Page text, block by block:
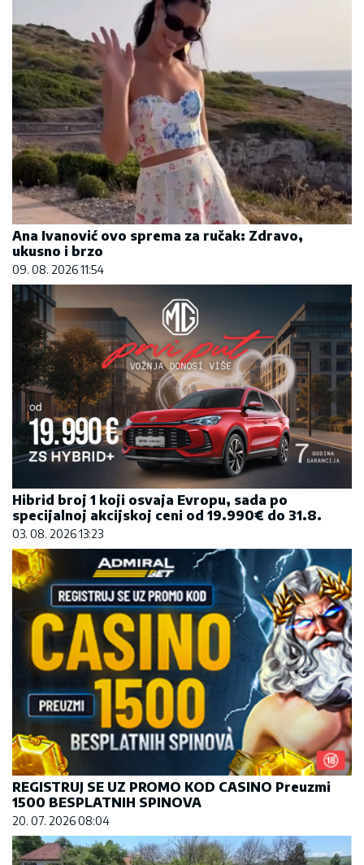
Ana Ivanović ovo sprema za ručak: Zdravo,
ukusno i brzo
09. 08. 2026 11:54
Hibrid broj 1 koji osvaja Evropu, sada po
specijalnoj akcijskoj ceni od 19.990€ do 31.8.
03. 08. 2026 13:23
REGISTRUJ SE UZ PROMO KOD CASINO Preuzmi
1500 BESPLATNIH SPINOVA
20. 07. 2026 08:04